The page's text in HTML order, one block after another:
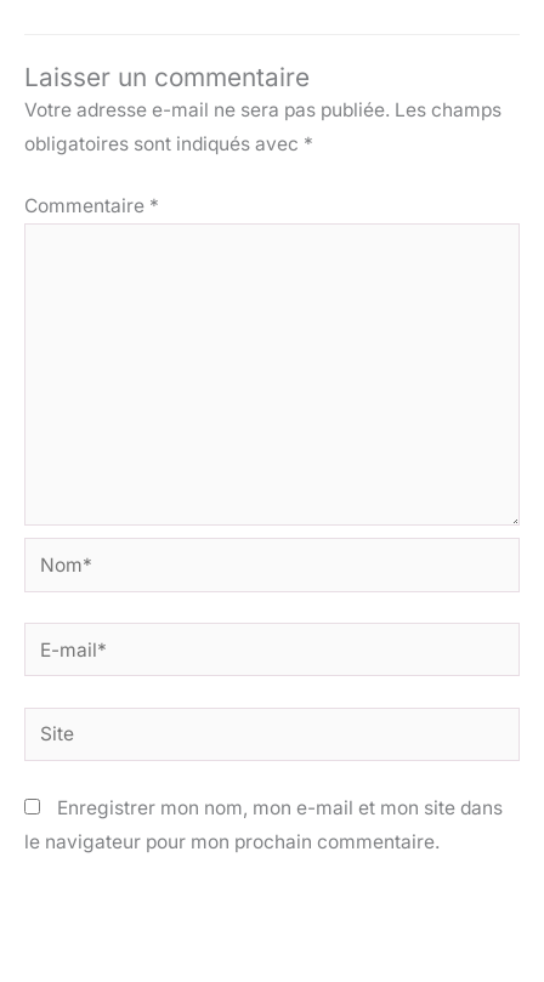
Laisser un commentaire
Votre adresse e-mail ne sera pas publiée. Les champs
obligatoires sont indiqués avec *
Commentaire *
Nom*
E-
mail*
Site
Enregistrer mon nom, mon e-mail et mon site dans
le navigateur pour mon prochain commentaire.